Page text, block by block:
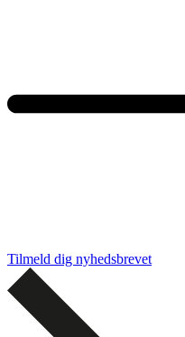
Tilmeld dig nyhedsbrevet